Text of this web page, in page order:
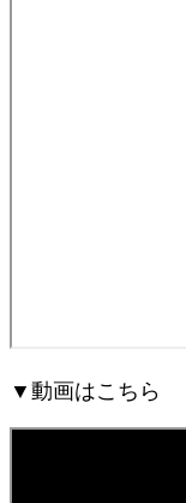
▼動画はこちら